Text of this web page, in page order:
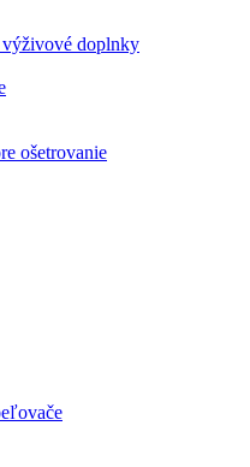
doplnky
ošetrovanie